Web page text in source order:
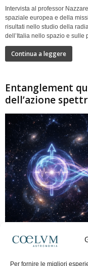
Per fornire le migliori
Intervista al professor
spaziale europea e della
risultati nello studio della
dell’Italia nello spazio e sulle
Continua a leggere
Entanglement
dell’azione
Marco Lorrai - 15 Giugno
moderna: due particelle